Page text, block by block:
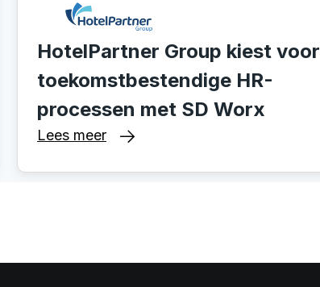
HotelPartner Group kiest voor
toekomstbestendige HR-
processen met SD Worx
Lees meer